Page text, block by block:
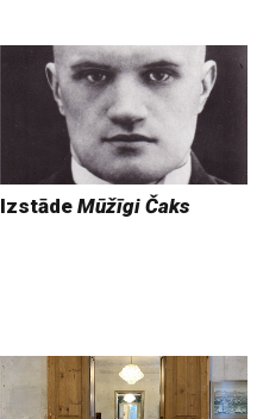
IzstādeMūžīgi Čaks